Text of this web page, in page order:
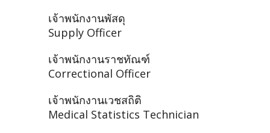
เจ้าพนักงานพัสดุ
Supply Officer
เจ้าพนักงานราชทัณฑ์
Correctional Officer
เจ้าพนักงานเวชสถิติ
Medical Statistics Technician